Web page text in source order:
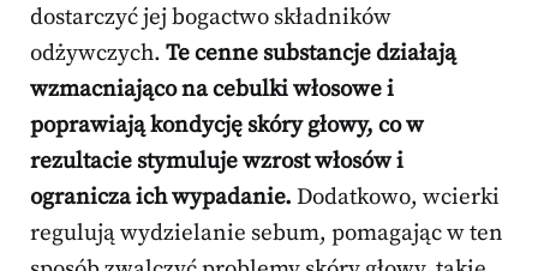
dostarczyć jej bogactwo składników
odżywczych. Te cenne substancje działają
wzmacniająco na cebulki włosowe i
poprawiają kondycję skóry głowy, co w
rezultacie stymuluje wzrost włosów i
ogranicza ich wypadanie. Dodatkowo, wcierki
regulują wydzielanie sebum, pomagając w ten